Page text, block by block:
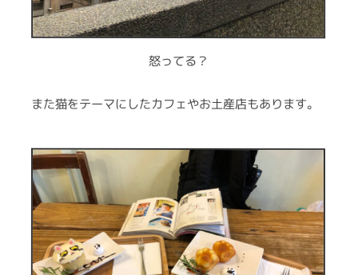
怒ってる？
また猫をテーマにしたカフェやお土産店もあります。